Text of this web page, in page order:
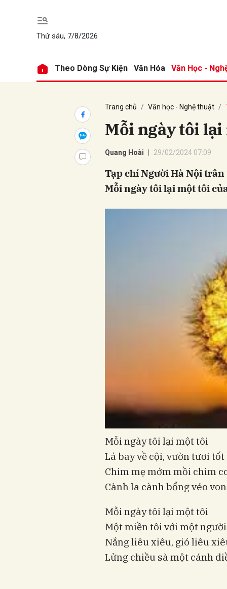
Thứ sáu, 7/8/2026
Theo Dòng Sự Kiện Văn Hóa Văn Học -
Trang chủ Văn học - Nghệ thuật
Mỗi ngày tôi
Quang Hoài 29/02/2024 07:09
Tạp chí Người Hà Nội
Mỗi ngày tôi lại một tôi
Mỗi ngày tôi lại một tôi
Lá bay về cội, vườn tươi
Chim mẹ mớm mồi chim
Cành la cành bổng véo
Mỗi ngày tôi lại một tôi
Một miền tôi với một
Nắng liêu xiêu, gió liêu
Lửng chiều sà một cánh